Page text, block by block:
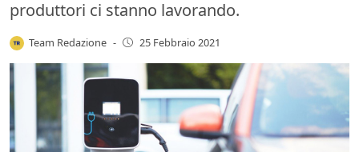
produttori ci stanno lavorando.
Team Redazione - 25 Febbraio 2021